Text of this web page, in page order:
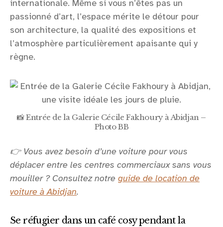
internationale. Même si vous n’êtes pas un
passionné d’art, l’espace mérite le détour pour
son architecture, la qualité des expositions et
l’atmosphère particulièrement apaisante qui y
règne.
📸 Entrée de la Galerie Cécile Fakhoury à Abidjan –
Photo BB
👉 Vous avez besoin d’une voiture pour vous
déplacer entre les centres commerciaux sans vous
mouiller ? Consultez notre guide de location de
voiture à Abidjan.
Se réfugier dans un café cosy pendant la